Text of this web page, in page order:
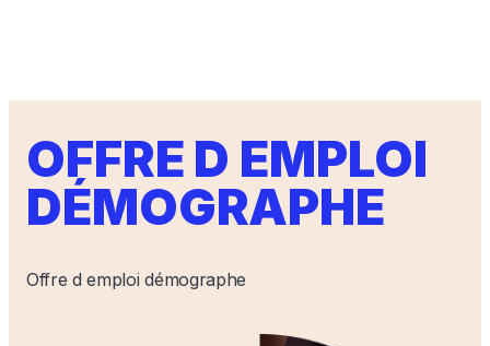
OFFRE D EMPLOI
DÉMOGRAPHE
Offre d emploi démographe